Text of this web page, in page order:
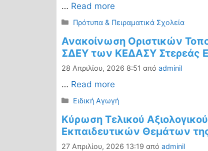
… Read more
Κατηγορίες
Πρότυπα & Πειραματικά Σχολεία
Ανακοίνωση Οριστικών
ΣΔΕΥ των ΚΕΔΑΣΥ Στερεάς
28 Απριλίου, 2026 8:51 από adminil
… Read more
Κατηγορίες
Ειδική Αγωγή
Κύρωση Τελικού
Εκπαιδευτικών Θεμάτων
27 Απριλίου, 2026 13:19 από adminil